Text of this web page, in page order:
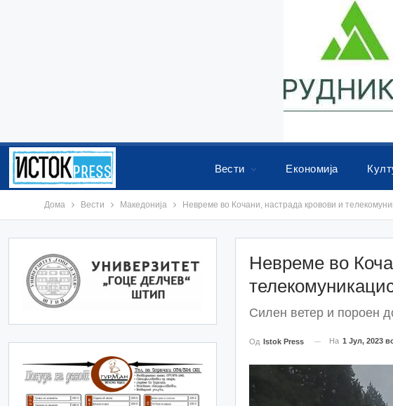
Вести Економија
Дома Вести Македонија Невреме во Кочани, настрада кровови и
Невреме во
Силен ветер и пороен
Од Istok Press На 1 Јул, 2023